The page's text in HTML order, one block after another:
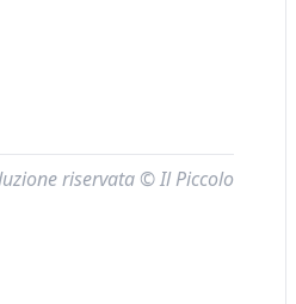
riservata © Il Piccolo